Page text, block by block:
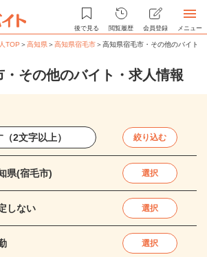
後で見る 閲覧履歴 会員登録 メニュー
TOP ＞高知県＞高知県宿毛市＞高知県宿毛市・その他のバイト
・その他のバイト・求人情報
絞り込む
県(宿毛市) 選択
しない 選択
選択